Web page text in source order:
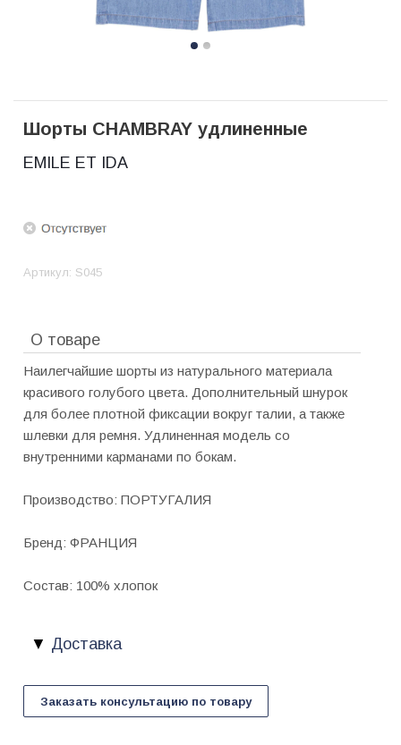
Шорты CHAMBRAY удлиненные
EMILE ET IDA
Артикул: S045
О товаре
Наилегчайшие шорты из натурального материала
красивого голубого цвета. Дополнительный шнурок
для более плотной фиксации вокруг талии, а также
шлевки для ремня. Удлиненная модель со
внутренними карманами по бокам.
Производство: ПОРТУГАЛИЯ
Бренд: ФРАНЦИЯ
Состав: 100% хлопок
Доставка
Заказать консультацию по товару